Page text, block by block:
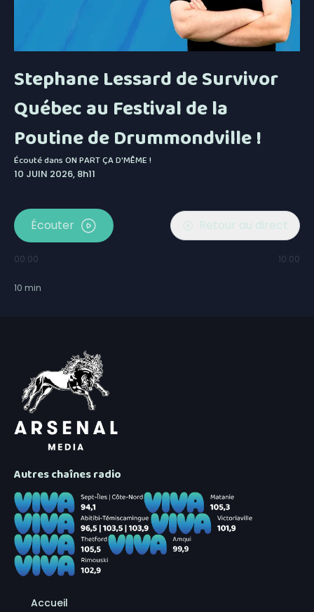
Stephane Lessard de Survivor
Québec au Festival de la
Poutine de Drummondville !
Écouté dansON PART ÇA D'MÊME !
10 JUIN 2026, 8h11
Écouter Retour au direct
00:00 10:00
10 min
Autres chaînes radio
Accueil